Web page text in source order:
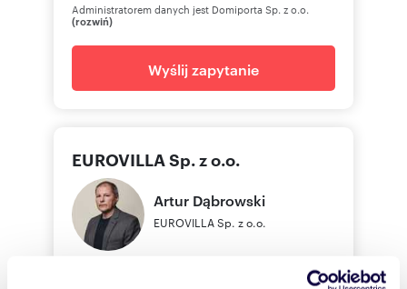
Administratorem danych jest Domiporta Sp. z o.o.
(rozwiń)
Wyślij zapytanie
EUROVILLA Sp. z o.o.
Artur Dąbrowski
EUROVILLA Sp. z o.o.